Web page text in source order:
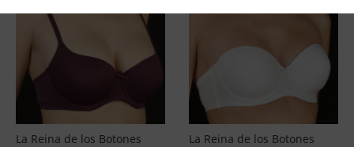
La Reina de los Botones La Reina de los Botones